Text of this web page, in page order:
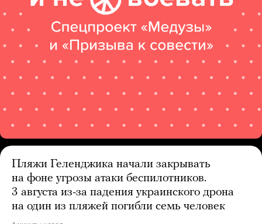
Пляжи Геленджика начали закрывать
на фоне угрозы атаки беспилотников.
3 августа из-за падения украинского дрона
на один из пляжей погибли семь человек